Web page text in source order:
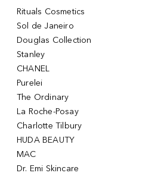
Rituals Cosmetics
Sol de Janeiro
Douglas Collection
Stanley
CHANEL
Purelei
The Ordinary
La Roche-Posay
Charlotte Tilbury
HUDA BEAUTY
MAC
Dr. Emi Skincare